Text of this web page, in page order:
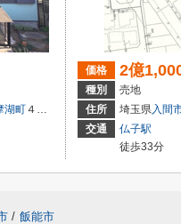
湖町４丁目
価格 2億
種別
売地
住所
埼玉県入間
交通
仏子駅
徒歩33分
/ 飯能市